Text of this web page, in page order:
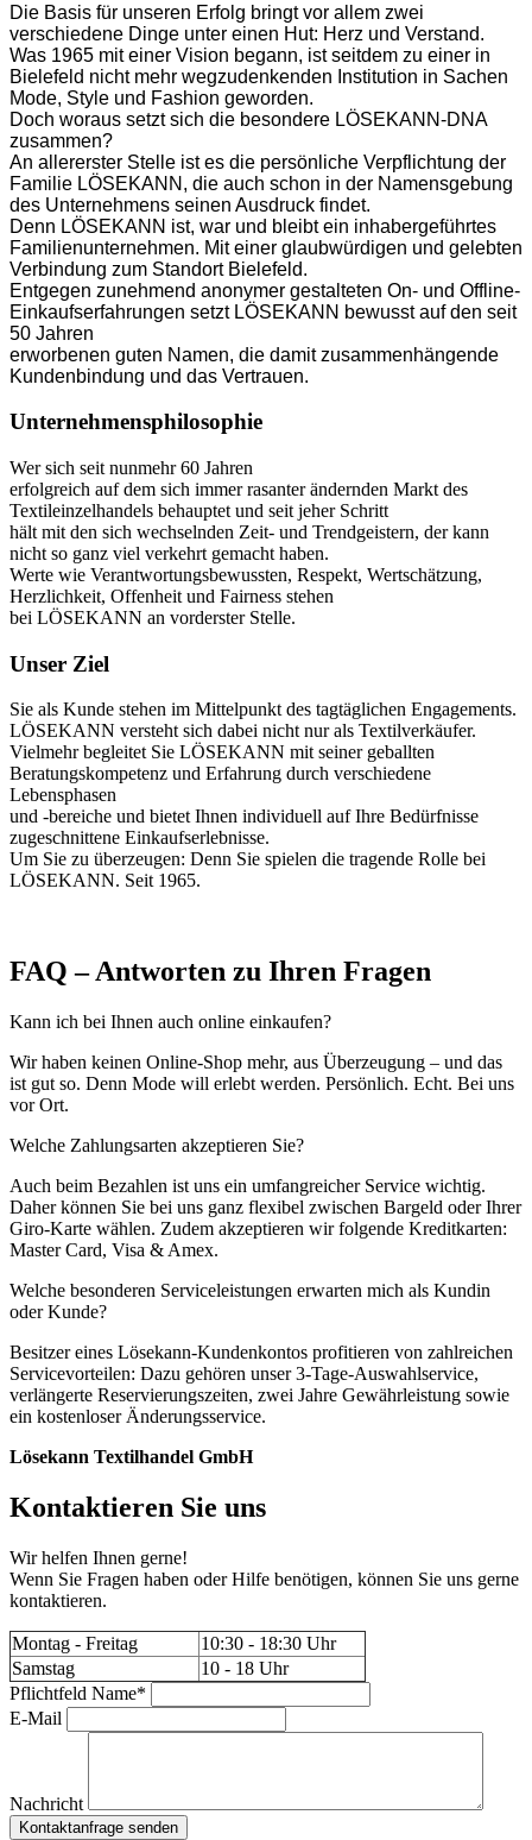
Die Basis für unseren Erfolg bringt vor allem zwei
verschiedene Dinge unter einen Hut: Herz und Verstand.
Was 1965 mit einer Vision begann, ist seitdem zu einer in
Bielefeld nicht mehr wegzudenkenden Institution in Sachen
Mode, Style und Fashion geworden.
Doch woraus setzt sich die besondere LÖSEKANN-DNA
zusammen?
An allererster Stelle ist es die persönliche Verpflichtung der
Familie LÖSEKANN, die auch schon in der Namensgebung
des Unternehmens seinen Ausdruck findet.
Denn LÖSEKANN ist, war und bleibt ein inhabergeführtes
Familienunternehmen. Mit einer glaubwürdigen und gelebten
Verbindung zum Standort Bielefeld.
Entgegen zunehmend anonymer gestalteten On- und Offline-
Einkaufserfahrungen setzt LÖSEKANN bewusst auf den seit
50 Jahren
erworbenen guten Namen, die damit zusammenhängende
Kundenbindung und das Vertrauen.
Unternehmensphilosophie
Wer sich seit nunmehr 60 Jahren
erfolgreich auf dem sich immer rasanter ändernden Markt des
Textileinzelhandels behauptet und seit jeher Schritt
hält mit den sich wechselnden Zeit- und Trendgeistern, der kann
nicht so ganz viel verkehrt gemacht haben.
Werte wie Verantwortungsbewussten, Respekt, Wertschätzung,
Herzlichkeit, Offenheit und Fairness stehen
bei LÖSEKANN an vorderster Stelle.
Unser Ziel
Sie als Kunde stehen im Mittelpunkt des tagtäglichen Engagements.
LÖSEKANN versteht sich dabei nicht nur als Textilverkäufer.
Vielmehr begleitet Sie LÖSEKANN mit seiner geballten
Beratungskompetenz und Erfahrung durch verschiedene
Lebensphasen
und -bereiche und bietet Ihnen individuell auf Ihre Bedürfnisse
zugeschnittene Einkaufserlebnisse.
Um Sie zu überzeugen: Denn Sie spielen die tragende Rolle bei
LÖSEKANN. Seit 1965.
FAQ – Antworten zu Ihren Fragen
Kann ich bei Ihnen auch online einkaufen?
Wir haben keinen Online-Shop mehr, aus Überzeugung – und das
ist gut so. Denn Mode will erlebt werden. Persönlich. Echt. Bei uns
vor Ort.
Welche Zahlungsarten akzeptieren Sie?
Auch beim Bezahlen ist uns ein umfangreicher Service wichtig.
Daher können Sie bei uns ganz flexibel zwischen Bargeld oder Ihrer
Giro-Karte wählen. Zudem akzeptieren wir folgende Kreditkarten:
Master Card, Visa & Amex.
Welche besonderen Serviceleistungen erwarten mich als Kundin
oder Kunde?
Besitzer eines Lösekann-Kundenkontos profitieren von zahlreichen
Servicevorteilen: Dazu gehören unser 3-Tage-Auswahlservice,
verlängerte Reservierungszeiten, zwei Jahre Gewährleistung sowie
ein kostenloser Änderungsservice.
Lösekann Textilhandel GmbH
Kontaktieren Sie uns
Wir helfen Ihnen gerne!
Wenn Sie Fragen haben oder Hilfe benötigen, können Sie uns gerne
kontaktieren.
Montag - Freitag
10:30 - 18:30 Uhr
Samstag
10 - 18 Uhr
Pflichtfeld Name*
E-Mail
Nachricht
Kontaktanfrage senden